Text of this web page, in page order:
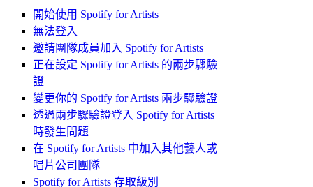
開始使用 Spotify for Artists
無法登入
邀請團隊成員加入 Spotify for Artists
正在設定 Spotify for Artists 的兩步驟驗
證
變更你的 Spotify for Artists 兩步驟驗證
透過兩步驟驗證登入 Spotify for Artists
時發生問題
在 Spotify for Artists 中加入其他藝人或
唱片公司團隊
Spotify for Artists 存取級別